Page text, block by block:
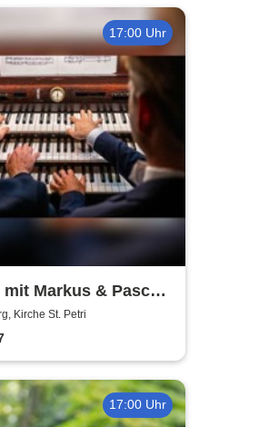
17:00 Uhr
mit Markus & Pascal
- Aus der Neuen
Kirche St. Petri
17:00 Uhr